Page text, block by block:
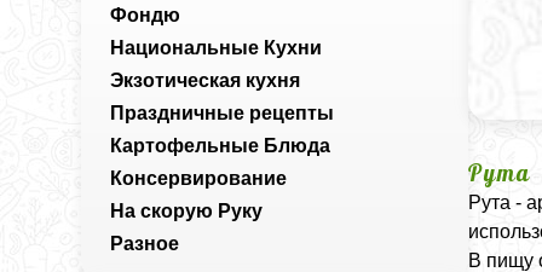
Фондю
Национальные Кухни
Экзотическая кухня
Праздничные рецепты
Картофельные Блюда
Консервирование
На скорую Руку
Разное
Рута
Рута -
В пищу